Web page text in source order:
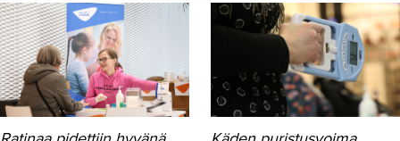
Kone- ja tuotantotekniikka
Kotoutuminen
Kuljetus ja logistiikka
Kumitekniikka